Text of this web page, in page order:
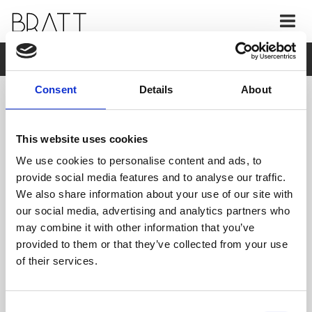
Consent Details About
This website uses cookies
We use cookies to personalise content and ads, to
provide social media features and to analyse our traffic.
We also share information about your use of our site with
our social media, advertising and analytics partners who
may combine it with other information that you’ve
provided to them or that they’ve collected from your use
of their services.
AKTUELLT